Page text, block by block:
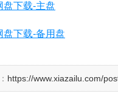
盘下载-主盘
盘下载-备用盘
https://www.xiazailu.com/